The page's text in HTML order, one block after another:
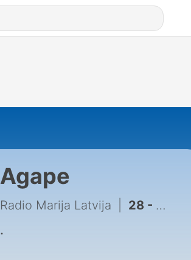
Agape
Radio Marija Latvija 28 - 2018-06-01_17-00_BrivpratigoDarbs_Agape_RML
.